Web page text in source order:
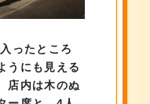
ったところ
うにも見える
店内は木のぬ